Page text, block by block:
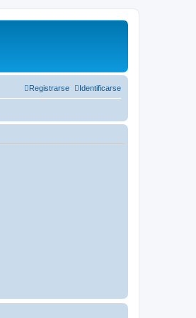
Identificarse
Registrarse